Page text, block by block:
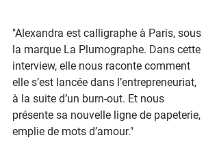
"Alexandra est calligraphe à Paris, sous
la marque La Plumographe. Dans cette
interview, elle nous raconte comment
elle s’est lancée dans l’entrepreneuriat,
à la suite d’un burn-out. Et nous
présente sa nouvelle ligne de papeterie,
emplie de mots d’amour."